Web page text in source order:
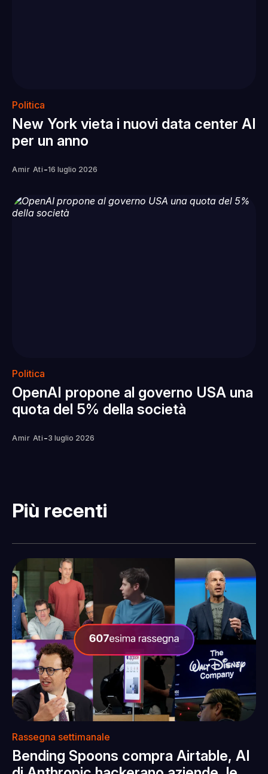
Politica
New York vieta i nuovi data center AI
per un anno
Amir Ati -16 luglio 2026
Politica
OpenAI propone al governo USA una
quota del 5% della società
Amir Ati -3 luglio 2026
Più recenti
Rassegna settimanale
Bending Spoons compra Airtable, AI